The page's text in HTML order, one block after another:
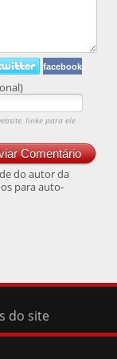
facebook
linke para ele
Comentário
do autor da
para auto-
do site